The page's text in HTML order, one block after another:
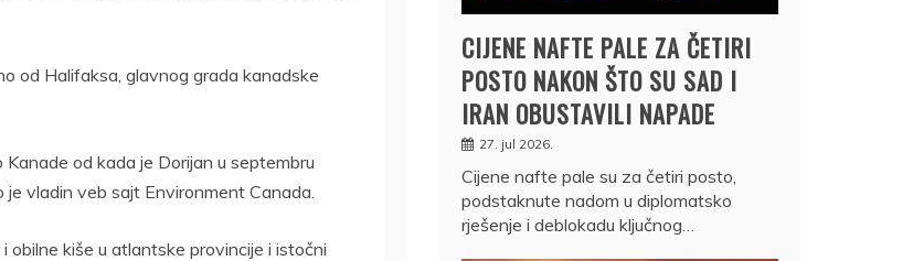
od Halifaksa, glavnog grada kanadske
od kada je Dorijan u septembru
vladin veb sajt Environment Canada.
obilne kiše u atlantske provincije i istočni
CIJENE NAFTE PALE ZA ČETIRI
POSTO NAKON ŠTO SU SAD I
IRAN OBUSTAVILI NAPADE
27. jul 2026.
Cijene nafte pale su za četiri posto,
podstaknute nadom u diplomatsko
rješenje i deblokadu ključnog…